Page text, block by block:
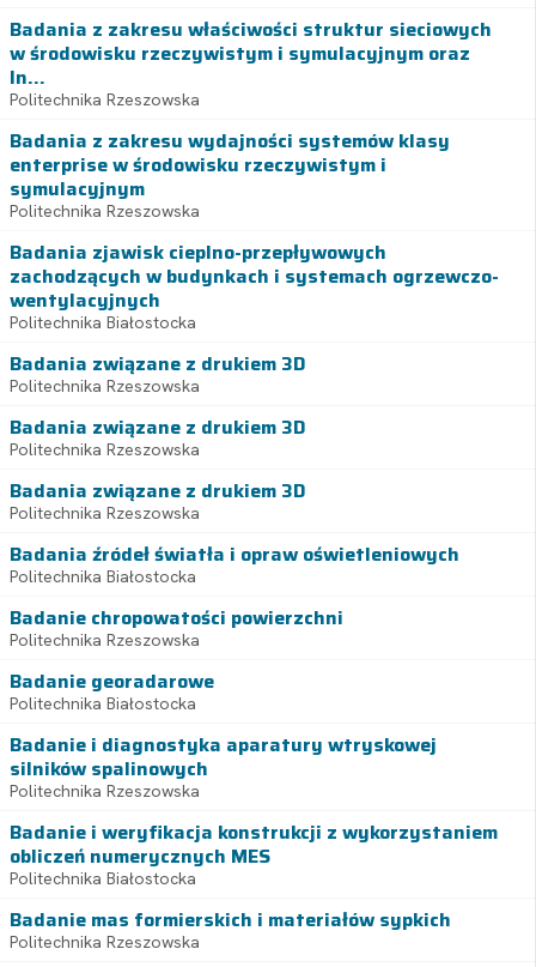
Badania z zakresu właściwości struktur sieciowych
w środowisku rzeczywistym i symulacyjnym oraz
In...
Politechnika Rzeszowska
Badania z zakresu wydajności systemów klasy
enterprise w środowisku rzeczywistym i
symulacyjnym
Politechnika Rzeszowska
Badania zjawisk cieplno-przepływowych
zachodzących w budynkach i systemach ogrzewczo-
wentylacyjnych
Politechnika Białostocka
Badania związane z drukiem 3D
Politechnika Rzeszowska
Badania związane z drukiem 3D
Politechnika Rzeszowska
Badania związane z drukiem 3D
Politechnika Rzeszowska
Badania źródeł światła i opraw oświetleniowych
Politechnika Białostocka
Badanie chropowatości powierzchni
Politechnika Rzeszowska
Badanie georadarowe
Politechnika Białostocka
Badanie i diagnostyka aparatury wtryskowej
silników spalinowych
Politechnika Rzeszowska
Badanie i weryfikacja konstrukcji z wykorzystaniem
obliczeń numerycznych MES
Politechnika Białostocka
Badanie mas formierskich i materiałów sypkich
Politechnika Rzeszowska